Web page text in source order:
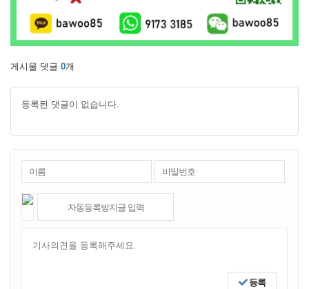
게시물 댓글 0개
등록된 댓글이 없습니다.
등록